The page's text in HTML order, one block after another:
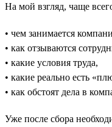
На мой взгляд, чаще
• чем занимается
• как отзываются
• какие условия труда,
• какие реально есть
• как обстоят дела в
Уже после сбора